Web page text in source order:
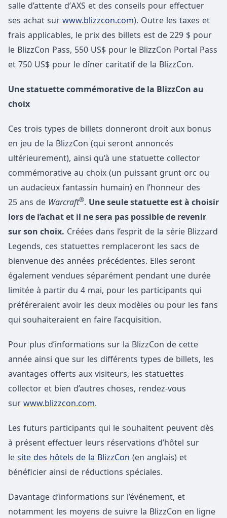
salle d’attente d’AXS et des conseils pour effectuer
ses achat sur www.blizzcon.com). Outre les taxes et
frais applicables, le prix des billets est de 229 $ pour
le BlizzCon Pass, 550 US$ pour le BlizzCon Portal Pass
et 750 US$ pour le dîner caritatif de la BlizzCon.
Une statuette commémorative de la BlizzCon au
choix
Ces trois types de billets donneront droit aux bonus
en jeu de la BlizzCon (qui seront annoncés
ultérieurement), ainsi qu’à une statuette collector
commémorative au choix (un puissant grunt orc ou
un audacieux fantassin humain) en l’honneur des
25 ans de Warcraft®. Une seule statuette est à choisir
lors de l’achat et il ne sera pas possible de revenir
sur son choix. Créées dans l’esprit de la série Blizzard
Legends, ces statuettes remplaceront les sacs de
bienvenue des années précédentes. Elles seront
également vendues séparément pendant une durée
limitée à partir du 4 mai, pour les participants qui
préféreraient avoir les deux modèles ou pour les fans
qui souhaiteraient en faire l’acquisition.
Pour plus d’informations sur la BlizzCon de cette
année ainsi que sur les différents types de billets, les
avantages offerts aux visiteurs, les statuettes
collector et bien d’autres choses, rendez-vous
sur www.blizzcon.com.
Les futurs participants qui le souhaitent peuvent dès
à présent effectuer leurs réservations d’hôtel sur
le site des hôtels de la BlizzCon (en anglais) et
bénéficier ainsi de réductions spéciales.
Davantage d’informations sur l’événement, et
notamment les moyens de suivre la BlizzCon en ligne